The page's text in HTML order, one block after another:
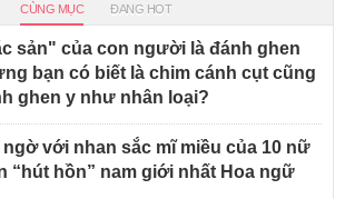
CÙNG MỤC ĐANG HOT
sản" của con người là đánh ghen
bạn có biết là chim cánh cụt cũng
ghen y như nhân loại?
ngờ với nhan sắc mĩ miều của 10 nữ
“hút hồn” nam giới nhất Hoa ngữ